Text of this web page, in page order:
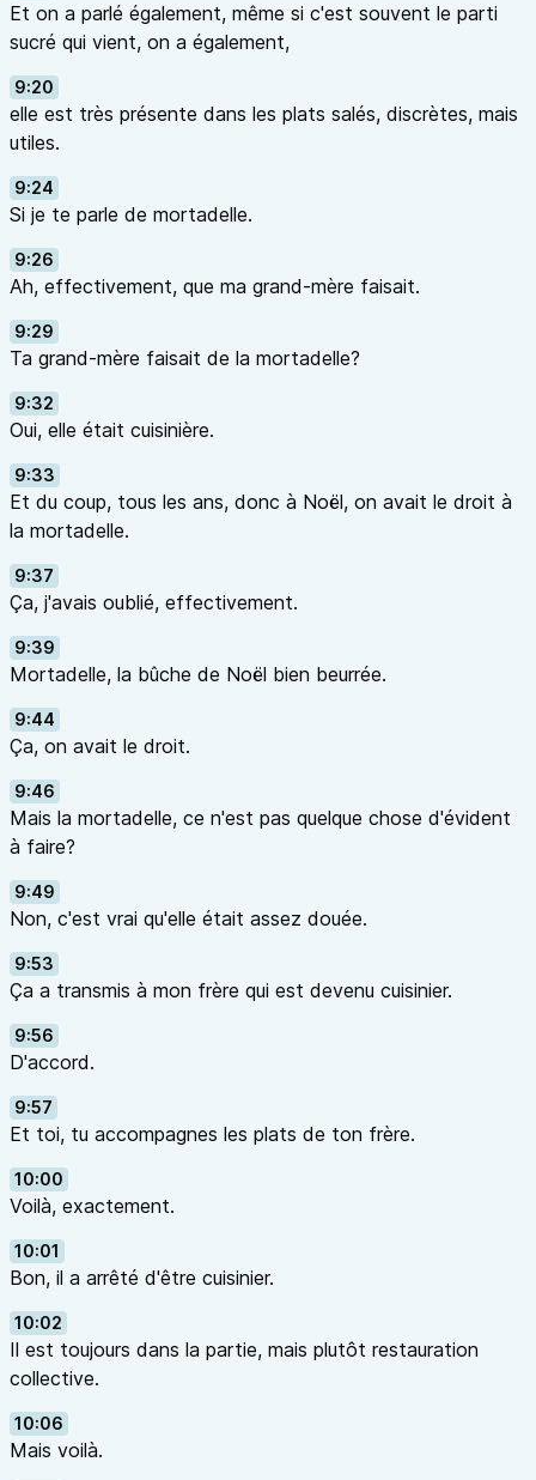
Et on a parlé également, même si c'est souvent le parti
sucré qui vient, on a également,
9:20
elle est très présente dans les plats salés, discrètes, mais
utiles.
9:24
Si je te parle de mortadelle.
9:26
Ah, effectivement, que ma grand-mère faisait.
9:29
Ta grand-mère faisait de la mortadelle?
9:32
Oui, elle était cuisinière.
9:33
Et du coup, tous les ans, donc à Noël, on avait le droit à
la mortadelle.
9:37
Ça, j'avais oublié, effectivement.
9:39
Mortadelle, la bûche de Noël bien beurrée.
9:44
Ça, on avait le droit.
9:46
Mais la mortadelle, ce n'est pas quelque chose d'évident
à faire?
9:49
Non, c'est vrai qu'elle était assez douée.
9:53
Ça a transmis à mon frère qui est devenu cuisinier.
9:56
D'accord.
9:57
Et toi, tu accompagnes les plats de ton frère.
10:00
Voilà, exactement.
10:01
Bon, il a arrêté d'être cuisinier.
10:02
Il est toujours dans la partie, mais plutôt restauration
collective.
10:06
Mais voilà.